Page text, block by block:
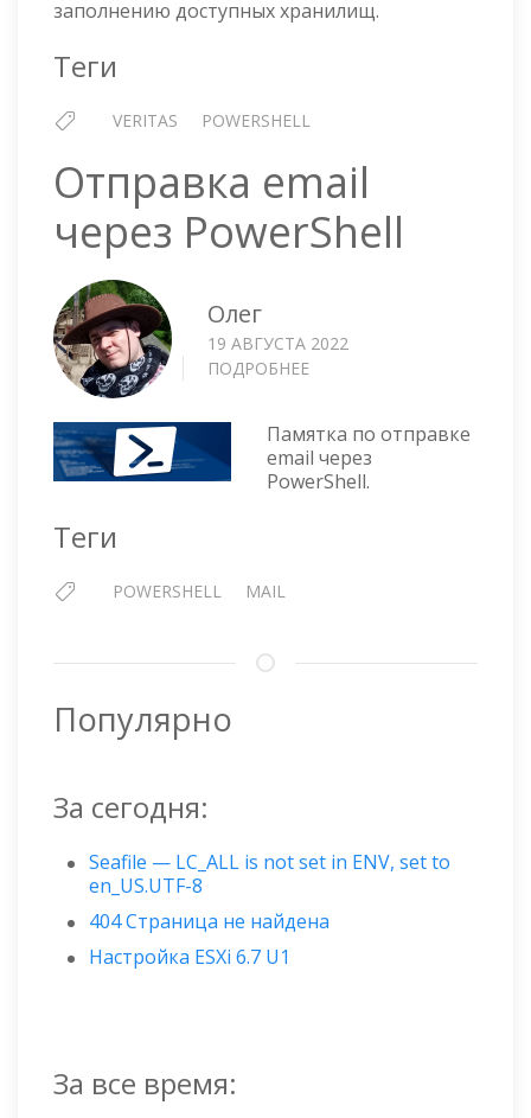
заполнению доступных хранилищ.
Теги
VERITAS POWERSHELL
Отправка email
через PowerShell
Олег
19 АВГУСТА 2022
ПОДРОБНЕЕ
ЧЕРЕЗ
POWERSHELL
Памятка по отправке
email через
PowerShell.
Теги
POWERSHELL MAIL
Популярно
За сегодня:
Seafile — LC_ALL is not set in ENV, set to
en_US.UTF-8
404 Страница не найдена
Настройка ESXi 6.7 U1
За все время: